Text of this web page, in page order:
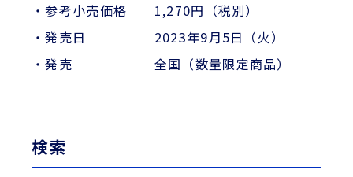
検索
・参考小売価格 1,270円（税別）
・発売日 2023年9月5日（火）
・発売 全国（数量限定商品）